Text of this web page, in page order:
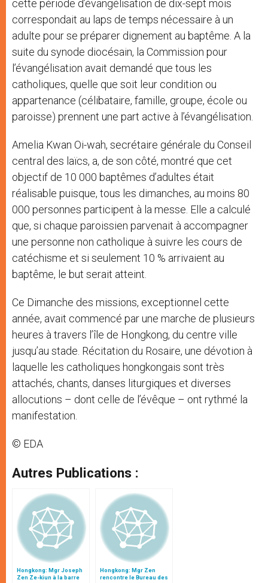
cette période d’évangélisation de dix-sept mois
correspondait au laps de temps nécessaire à un
adulte pour se préparer dignement au baptême. A la
suite du synode diocésain, la Commission pour
l’évangélisation avait demandé que tous les
catholiques, quelle que soit leur condition ou
appartenance (célibataire, famille, groupe, école ou
paroisse) prennent une part active à l’évangélisation.
Amelia Kwan Oi-wah, secrétaire générale du Conseil
central des laïcs, a, de son côté, montré que cet
objectif de 10 000 baptêmes d’adultes était
réalisable puisque, tous les dimanches, au moins 80
000 personnes participent à la messe. Elle a calculé
que, si chaque paroissien parvenait à accompagner
une personne non catholique à suivre les cours de
catéchisme et si seulement 10 % arrivaient au
baptême, le but serait atteint.
Ce Dimanche des missions, exceptionnel cette
année, avait commencé par une marche de plusieurs
heures à travers l’île de Hongkong, du centre ville
jusqu’au stade. Récitation du Rosaire, une dévotion à
laquelle les catholiques hongkongais sont très
attachés, chants, danses liturgiques et diverses
allocutions – dont celle de l’évêque – ont rythmé la
manifestation.
© EDA
Autres Publications :
Hongkong: Mgr Joseph
Zen Ze-kiun à la barre
Hongkong: Mgr Zen
rencontre le Bureau des